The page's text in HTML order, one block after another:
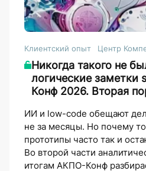
Клиентский опыт Центр
Никогда такого не
логические
Конф 2026. Вторая
ИИ и low-code обещают
не за месяцы. Но почему
прототипы часто так и
Во второй части
итогам АКПО-Конф